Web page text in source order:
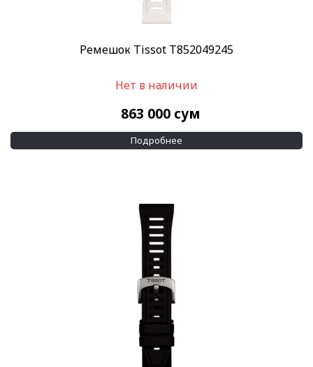
Ремешок Tissot T852049245
Нет в наличии
863 000 сум
Подробнее